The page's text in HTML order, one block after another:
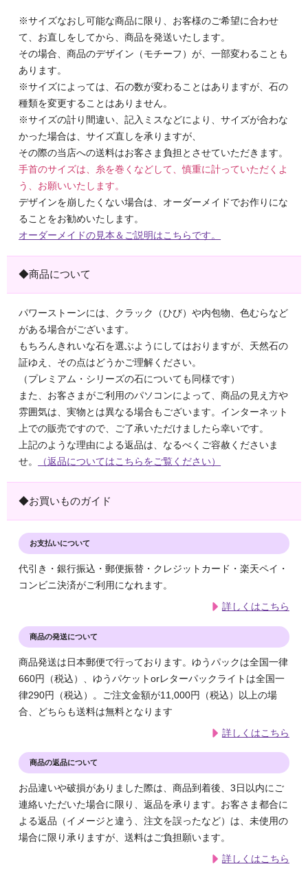
※サイズなおし可能な商品に限り、お客様のご希望に合わせ
て、お直しをしてから、商品を発送いたします。
その場合、商品のデザイン（モチーフ）が、一部変わることも
あります。
※サイズによっては、石の数が変わることはありますが、石の
種類を変更することはありません。
※サイズの計り間違い、記入ミスなどにより、サイズが合わな
かった場合は、サイズ直しを承りますが、
その際の当店への送料はお客さま負担とさせていただきます。
手首のサイズは、糸を巻くなどして、慎重に計っていただくよ
う、お願いいたします。
デザインを崩したくない場合は、オーダーメイドでお作りにな
ることをお勧めいたします。
オーダーメイドの見本＆ご説明はこちらです。
◆商品について
パワーストーンには、クラック（ひび）や内包物、色むらなど
がある場合がございます。
もちろんきれいな石を選ぶようにしてはおりますが、天然石の
証ゆえ、その点はどうかご理解ください。
（プレミアム・シリーズの石についても同様です）
また、お客さまがご利用のパソコンによって、商品の見え方や
雰囲気は、実物とは異なる場合もございます。インターネット
上での販売ですので、ご了承いただけましたら幸いです。
上記のような理由による返品は、なるべくご容赦くださいま
せ。
（返品についてはこちらをご覧ください）
◆お買いものガイド
お支払いについて
代引き・銀行振込・郵便振替・クレジットカード・楽天ペイ・
コンビニ決済がご利用になれます。
詳しくはこちら
商品の発送について
商品発送は日本郵便で行っております。ゆうパックは全国一律
660円（税込）、ゆうパケットorレターパックライトは全国一
律290円（税込）。ご注文金額が11,000円（税込）以上の場
合、どちらも送料は無料となります
詳しくはこちら
商品の返品について
お品違いや破損がありました際は、商品到着後、3日以内にご
連絡いただいた場合に限り、返品を承ります。お客さま都合に
よる返品（イメージと違う、注文を誤ったなど）は、未使用の
場合に限り承りますが、送料はご負担願います。
詳しくはこちら